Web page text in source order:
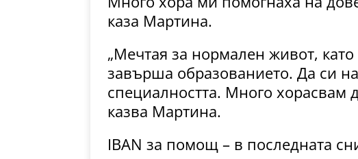
каза Мартина.
„Мечтая за нормален живот,
завърша образованието. Да си
специалността. Много хорасвам
казва Мартина.
IBAN за помощ – в последната